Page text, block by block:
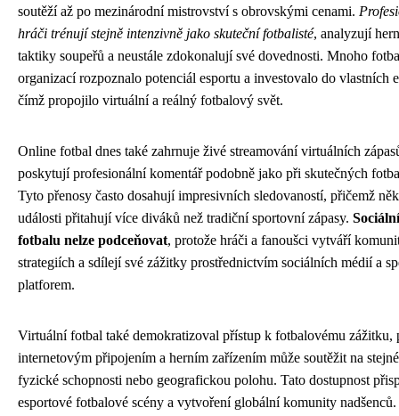
soutěží až po mezinárodní mistrovství s obrovskými cenami.
hráči trénují stejně intenzivně jako skuteční fotbalisté, analyzují
taktiky soupeřů a neustále zdokonalují své dovednosti. Mnoho
organizací rozpoznalo potenciál esportu a investovalo do vlastních
čímž propojilo virtuální a reálný fotbalový svět.
Online fotbal dnes také zahrnuje živé streamování virtuálních
poskytují profesionální komentář podobně jako při skutečných
Tyto přenosy často dosahují impresivních sledovaností, přičemž
události přitahují více diváků než tradiční sportovní zápasy.
fotbalu nelze podceňovat, protože hráči a fanoušci vytváří
strategiích a sdílejí své zážitky prostřednictvím sociálních médií a
platforem.
Virtuální fotbal také demokratizoval přístup k fotbalovému zážitku,
internetovým připojením a herním zařízením může soutěžit na
fyzické schopnosti nebo geografickou polohu. Tato dostupnost
esportové fotbalové scény a vytvoření globální komunity